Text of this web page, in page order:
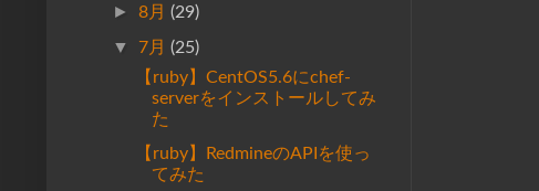
►8月 (29)
▼ 7月 (25)
【ruby】CentOS5.6にchef-
serverをインストールしてみ
た
【ruby】RedmineのAPIを使っ
てみた